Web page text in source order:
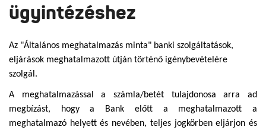
ügyintézéshez
Az "Általános meghatalmazás minta" banki szolgáltatások,
eljárások meghatalmazott útján történő igénybevételére
szolgál.
A meghatalmazással a számla/betét tulajdonosa arra ad
megbízást, hogy a Bank előtt a meghatalmazott a
meghatalmazó helyett és nevében, teljes jogkörben eljárjon és